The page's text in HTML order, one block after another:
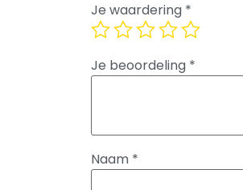
Je waardering *
Je beoordeling *
Naam *